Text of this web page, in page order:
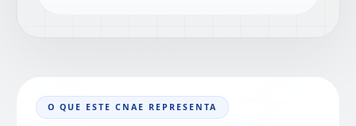
O QUE ESTE CNAE REPRESENTA